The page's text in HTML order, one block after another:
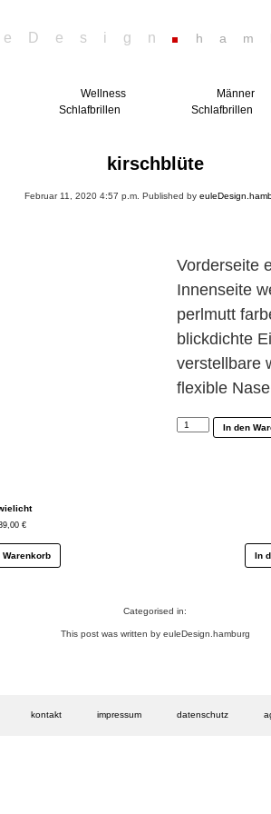
Wellness
Schlafbrillen
Männer
Schlafbrillen
kirschblüte
Februar 11, 2020 4:57 p.m. Published by
Vorderseite
Innenseite
perlmutt
blickdichte
verstellbare
flexible
kirschblüte
In den
€
Warenkorb In
Categorised in:
This post was written by euleDesign.hamburg
kontakt impressum datenschutz